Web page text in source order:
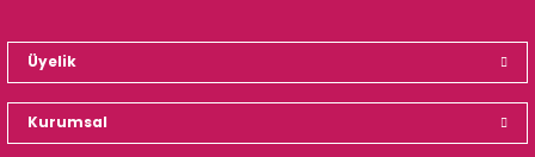
Üyelik
Kurumsal